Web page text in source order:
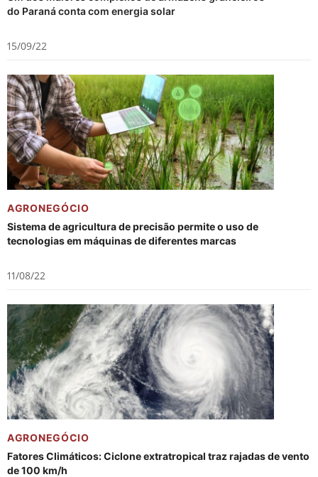
do Paraná conta com energia solar
15/09/22
AGRONEGÓCIO
Sistema de agricultura de precisão permite o uso de
tecnologias em máquinas de diferentes marcas
11/08/22
AGRONEGÓCIO
Fatores Climáticos: Ciclone extratropical traz rajadas de vento
de 100 km/h